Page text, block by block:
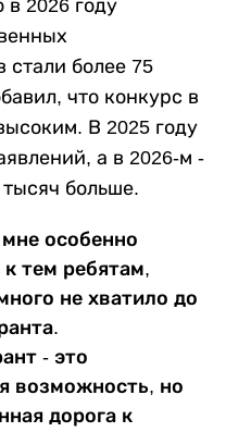
в 2026 году
стали более 75
что конкурс в
В 2025 году
а в 2026-м -
больше.
особенно
к тем ребятам,
не хватило до
- это
возможность, но
дорога к